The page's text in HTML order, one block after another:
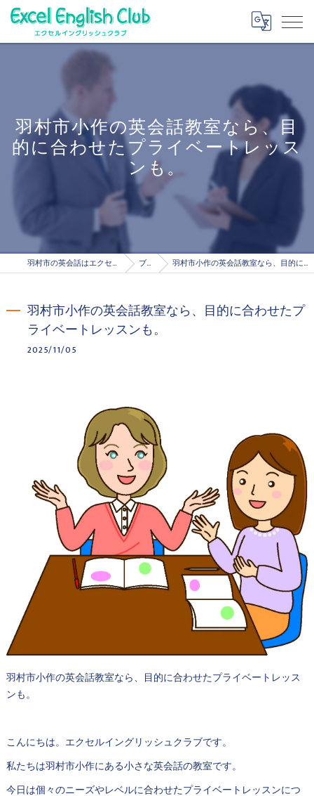
羽村市小作の英会話教室なら、目
的に合わせたプライベートレッス
ンも。
羽村市の英会話はエクセルイングリッシュクラブ ブログ 羽村市小作の英会話教室なら、目的に合わせたプライベートレッスンも。
羽村市小作の英会話教室なら、目的に合わせたプ
ライベートレッスンも。
2025/11/05
羽村市小作の英会話教室なら、目的に合わせたプライベートレッス
ンも。
こんにちは。エクセルイングリッシュクラブです。
私たちは羽村市小作にある小さな英会話の教室です。
今日は個々のニーズやレベルに合わせたプライベートレッスンにつ